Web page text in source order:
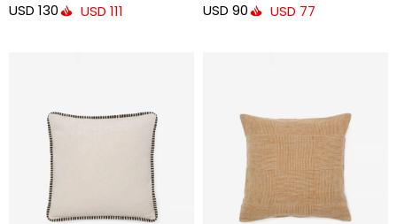
USD 130 USD 111 USD 90 USD 77